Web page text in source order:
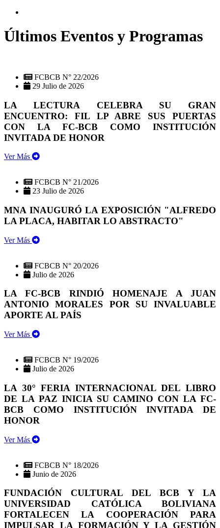
Últimos Eventos y Programas
FCBCB N° 22/2026
29 Julio de 2026
LA LECTURA CELEBRA SU GRAN
ENCUENTRO: FIL LP ABRE SUS PUERTAS
CON LA FC-BCB COMO INSTITUCIÓN
INVITADA DE HONOR
Ver Más
FCBCB N° 21/2026
23 Julio de 2026
MNA INAUGURÓ LA EXPOSICIÓN "ALFREDO
LA PLACA, HABITAR LO ABSTRACTO"
Ver Más
FCBCB N° 20/2026
Julio de 2026
LA FC-BCB RINDIÓ HOMENAJE A JUAN
ANTONIO MORALES POR SU INVALUABLE
APORTE AL PAÍS
Ver Más
FCBCB N° 19/2026
Julio de 2026
LA 30° FERIA INTERNACIONAL DEL LIBRO
DE LA PAZ INICIA SU CAMINO CON LA FC-
BCB COMO INSTITUCIÓN INVITADA DE
HONOR
Ver Más
FCBCB N° 18/2026
Junio de 2026
FUNDACIÓN CULTURAL DEL BCB Y LA
UNIVERSIDAD CATÓLICA BOLIVIANA
FORTALECEN LA COOPERACIÓN PARA
IMPULSAR LA FORMACIÓN Y LA GESTIÓN